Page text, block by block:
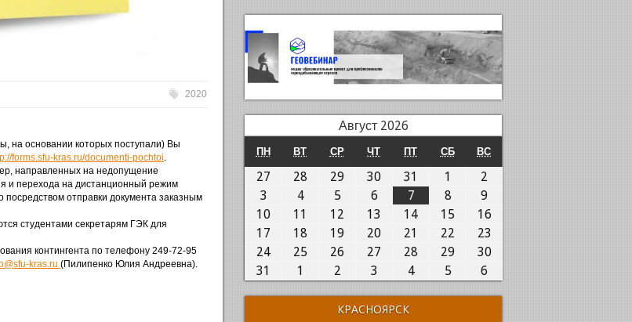
2020
на основании которых поступали) Вы
forms.sfu-kras.ru/documenti-pochtoi.
направленных на недопущение
и перехода на дистанционный режим
отправки документа заказным
студентами секретарям ГЭК для
контингента по телефону 249-72-95
kras.ru (Пилипенко Юлия Андреевна).
Август 2026
ПНПОНЕДЕЛЬНИК
ВТВТОРНИК
СРСРЕДА
ЧТЧЕТВЕРГ
ПТПЯТНИЦА
СБСУББОТА
ВСВОСКРЕСЕНЬЕ
27 27.07.2026
28 28.07.2026
2929.07.2026
3030.07.2026
31 31.07.2026
1 01.08.2026
2
3 03.08.2026
404.08.2026
505.08.2026
606.08.2026
707.08.2026
808.08.2026
909.08.2026
1010.08.2026
11 11.08.2026
12 12.08.2026
13 13.08.2026
1414.08.2026
15 15.08.2026
1616.08.2026
17 17.08.2026
18 18.08.2026
1919.08.2026
2020.08.2026
21 21.08.2026
22 22.08.2026
23
2424.08.2026
25 25.08.2026
26 26.08.2026
27 27.08.2026
28 28.08.2026
2929.08.2026
3030.08.2026
31
31.08.2026
1 01.09.2026
202.09.2026
3 03.09.2026
404.09.2026
505.09.2026
6
КРАСНОЯРСК